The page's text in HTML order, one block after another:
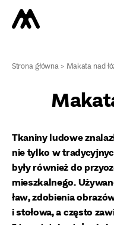
Strona główna> Makata nad
Tkaniny ludowe
nie tylko w
były również do
mieszkalnego.
ław, zdobienia
i stołowa, a często